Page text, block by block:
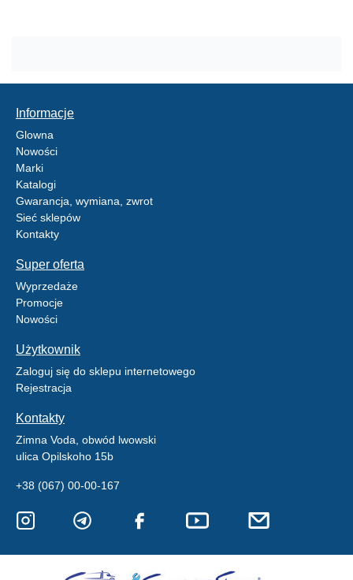
Informacje
Glowna
Nowości
Marki
Katalogi
Gwarancja, wymiana, zwrot
Sieć sklepów
Kontakty
Super oferta
Wyprzedaże
Promocje
Nowości
Użytkownik
Zaloguj się do sklepu internetowego
Rejestracja
Kontakty
Zimna Voda, obwód lwowski
ulica Opilskoho 15b
+38 (067) 00-00-167